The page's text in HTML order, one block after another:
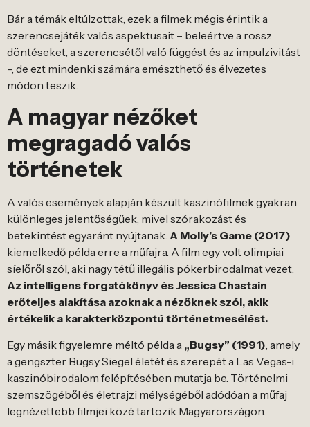
Bár a témák eltúlzottak, ezek a filmek mégis érintik a
szerencsejáték valós aspektusait – beleértve a rossz
döntéseket, a szerencsétől való függést és az impulzivitást
–, de ezt mindenki számára emészthető és élvezetes
módon teszik.
A magyar nézőket
megragadó valós
történetek
A valós események alapján készült kaszinófilmek gyakran
különleges jelentőségűek, mivel szórakozást és
betekintést egyaránt nyújtanak. A Molly’s Game (2017)
kiemelkedő példa erre a műfajra. A film egy volt olimpiai
síelőről szól, aki nagy tétű illegális pókerbirodalmat vezet.
Az intelligens forgatókönyv és Jessica Chastain
erőteljes alakítása azoknak a nézőknek szól, akik
értékelik a karakterközpontú történetmesélést.
Egy másik figyelemre méltó példa a „Bugsy” (1991) , amely
a gengszter Bugsy Siegel életét és szerepét a Las Vegas-i
kaszinóbirodalom felépítésében mutatja be. Történelmi
szemszögéből és életrajzi mélységéből adódóan a műfaj
legnézettebb filmjei közé tartozik Magyarországon.